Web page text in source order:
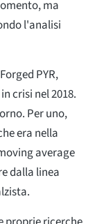
ma
l'analisi
PYR,
crisi nel 2018.
Per uno,
era nella
average
dalla linea